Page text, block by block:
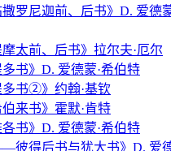
罗尼迦前、后书》D. 爱德
太前、后书》拉尔夫·厄尔
书》D. 爱德蒙·希伯特
书②》约翰·基钦
来书》霍默·肯特
书》D. 爱德蒙·希伯特
彼得后书与犹大书》D. 爱